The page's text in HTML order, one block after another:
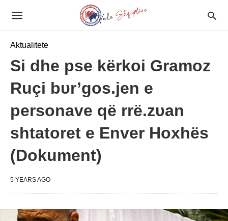
Aktualitete
Si dhe pse kërkoi Gramoz
Ruçi bυr’gos.jen e
personave që rrë.zυan
shtatoret e Enver Hoxhës
(Dokument)
5 YEARS AGO